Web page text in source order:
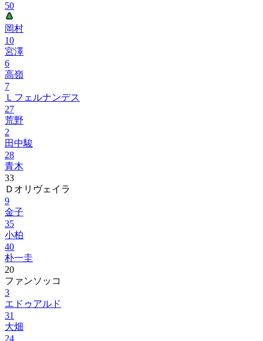
50
岡村
10
宮澤
6
高嶺
7
Ｌフェルナンデス
27
荒野
2
田中駿
28
青木
33
Ｄオリヴェイラ
9
金子
35
小柏
40
朴一圭
20
ファンソッコ
3
エドゥアルド
31
大畑
24